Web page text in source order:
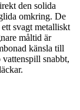
den solida
omkring. De
svagt metalliskt
måltid är
känsla till
snabbt,